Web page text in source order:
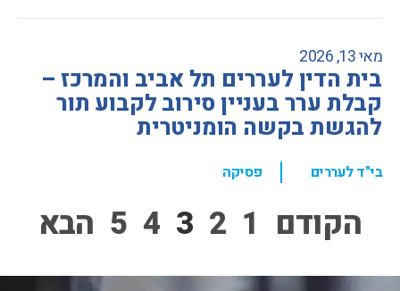
מאי 13, 2026
בית הדין לעררים תל אביב והמרכז –
קבלת ערר בעניין סירוב לקבוע תור
להגשת בקשה הומניטרית
בי"ד לעררים , פסיקה
הקודם 1
2
3
4
5 הבא